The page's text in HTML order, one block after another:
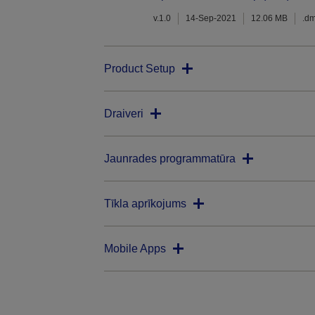
v.1.0 14-Sep-2021 12.06 MB
Product Setup
Draiveri
Jaunrades programmatūra
Tīkla aprīkojums
Mobile Apps